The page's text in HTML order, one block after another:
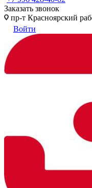
Заказать звонок
пр-т Красноярский
Войти